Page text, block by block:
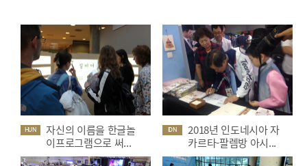
HUN
자신의 이름을 한글놀
이프로그램으로 써...
IDN
2018년 인도네시아 자
카르타-팔렘방 아시...